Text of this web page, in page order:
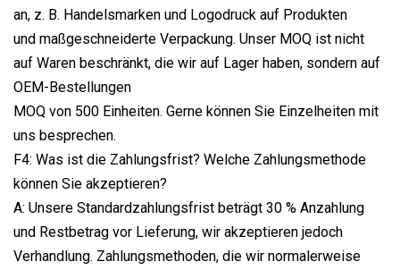
an, z. B. Handelsmarken und Logodruck auf Produkten
und maßgeschneiderte Verpackung. Unser MOQ ist nicht
auf Waren beschränkt, die wir auf Lager haben, sondern auf
OEM-Bestellungen
MOQ von 500 Einheiten. Gerne können Sie Einzelheiten mit
uns besprechen.
F4: Was ist die Zahlungsfrist? Welche Zahlungsmethode
können Sie akzeptieren?
A: Unsere Standardzahlungsfrist beträgt 30 % Anzahlung
und Restbetrag vor Lieferung, wir akzeptieren jedoch
Verhandlung. Zahlungsmethoden, die wir normalerweise